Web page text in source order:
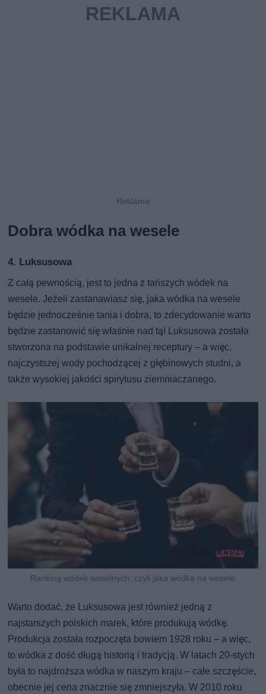
Dobra wódka na wesele
4. Luksusowa
Z całą pewnością, jest to jedna z tańszych wódek na
wesele. Jeżeli zastanawiasz się, jaka wódka na wesele
będzie jednocześnie tania i dobra, to zdecydowanie warto
będzie zastanowić się właśnie nad tą! Luksusowa została
stworzona na podstawie unikalnej receptury – a więc,
najczystszej wody pochodzącej z głębinowych studni, a
także wysokiej jakości spirytusu ziemniaczanego.
Ranking wódek weselnych, czyli jaka wódka na wesele
Warto dodać, że Luksusowa jest również jedną z
najstarszych polskich marek, które produkują wódkę.
Produkcja została rozpoczęta bowiem 1928 roku – a więc,
to wódka z dość długą historią i tradycją. W latach 20-stych
była to najdroższa wódka w naszym kraju – całe szczęście,
obecnie jej cena znacznie się zmniejszyła. W 2010 roku